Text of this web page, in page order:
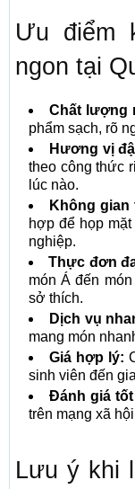
Ưu điểm
ngon tại
Chất lượng
phẩm sạch, rõ
Hương vị
theo công thức
lúc nào.
Không gian
hợp để họp
nghiệp.
Thực đơn
món Á đến
sở thích.
Dịch vụ
mang món
Giá hợp lý:
sinh viên đến
Đánh giá
trên mạng xã
Lưu ý khi